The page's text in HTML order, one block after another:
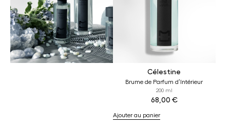
Célestine
Brume de Parfum d’Intérieur
200 ml
68,00 €
Ajouter au panier